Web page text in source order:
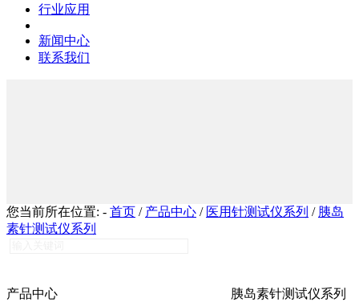
行业应用
新闻中心
联系我们
您当前所在位置: - 首页 / 产品中心 / 医用针测试仪系列 / 胰岛
素针测试仪系列
产品中心
胰岛素针测试仪系列